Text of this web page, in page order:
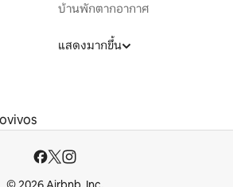
บ้านพักตากอากาศ
แสดงมากขึ้น